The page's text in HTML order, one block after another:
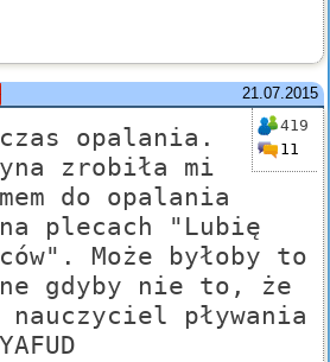
21.07.2015
419
11
opalania.
zrobiła mi
do opalania
plecach "Lubię
Może byłoby to
gdyby nie to, że
pływania